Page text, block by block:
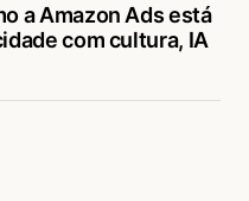
a Amazon Ads está
com cultura, IA